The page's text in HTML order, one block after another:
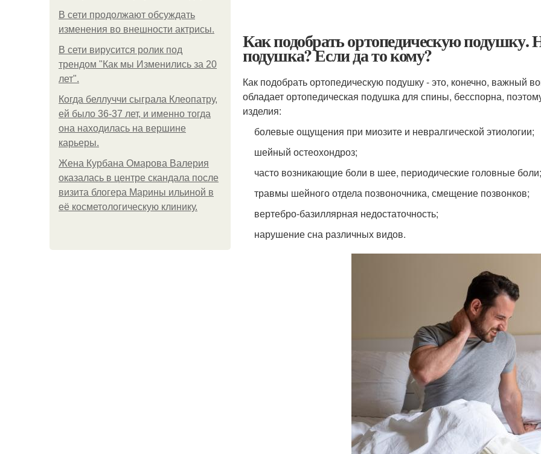
В сети продолжают обсуждать
изменения во внешности актрисы.
В сети вирусится ролик под
трендом "Как мы Изменились за 20
лет".
Когда беллуччи сыграла Клеопатру,
ей было 36-37 лет, и именно тогда
она находилась на вершине
карьеры.
Жена Курбана Омарова Валерия
оказалась в центре скандала после
визита блогера Марины ильиной в
её косметологическую клинику.
Как подобрать ортопедическую подушку.
подушка? Если да то кому?
Как подобрать ортопедическую подушку - это, конечно, важный
обладает ортопедическая подушка для спины, бесспорна,
изделия:
болевые ощущения при миозите и невралгической этиологии;
шейный остеохондроз;
часто возникающие боли в шее, периодические головные боли;
травмы шейного отдела позвоночника, смещение позвонков;
вертебро-базиллярная недостаточность;
нарушение сна различных видов.